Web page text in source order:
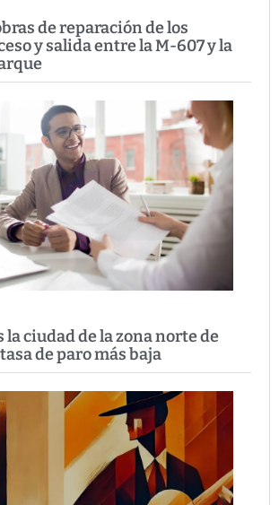
de reparación de los
y salida entre la M-607 y la
la ciudad de la zona norte de
de paro más baja